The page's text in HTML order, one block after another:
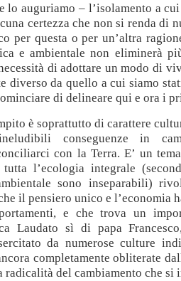
lo auguriamo – l’isolamento a
certezza che non si renda di
per questa o per un’altra
e ambientale non eliminerà
di adottare un modo di
diverso da quello a cui siamo
di delineare qui e ora i
è soprattutto di carattere
conseguenze in
con la Terra. E’ un
l’ecologia integrale
sono inseparabili)
il pensiero unico e l’economia
e che trova un
Laudato sì di papa
da numerose culture
completamente obliterate
radicalità del cambiamento che si